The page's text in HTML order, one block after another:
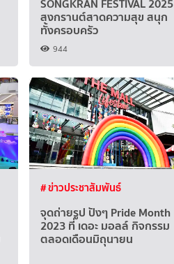
สงกรานต์สาดความสุข สนุก
ทั้งครอบครัว
944
# ข่าวประชาสัมพันธ์
จุดถ่ายรูป ปังๆ Pride Month
2023 ที่ เดอะ มอลล์ กิจกรรม
ตลอดเดือนมิถุนายน